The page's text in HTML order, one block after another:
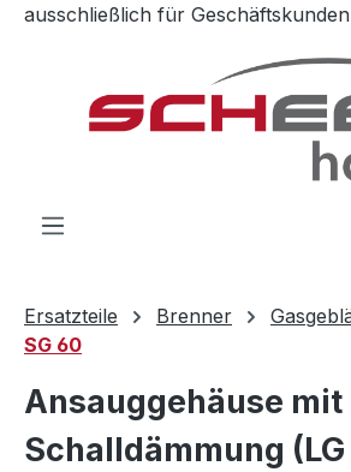
Zum Hauptinhalt springen
ausschließlich für
Ersatzteile Brenner
SG 60
Ansauggehäuse mit
Schalldämmung